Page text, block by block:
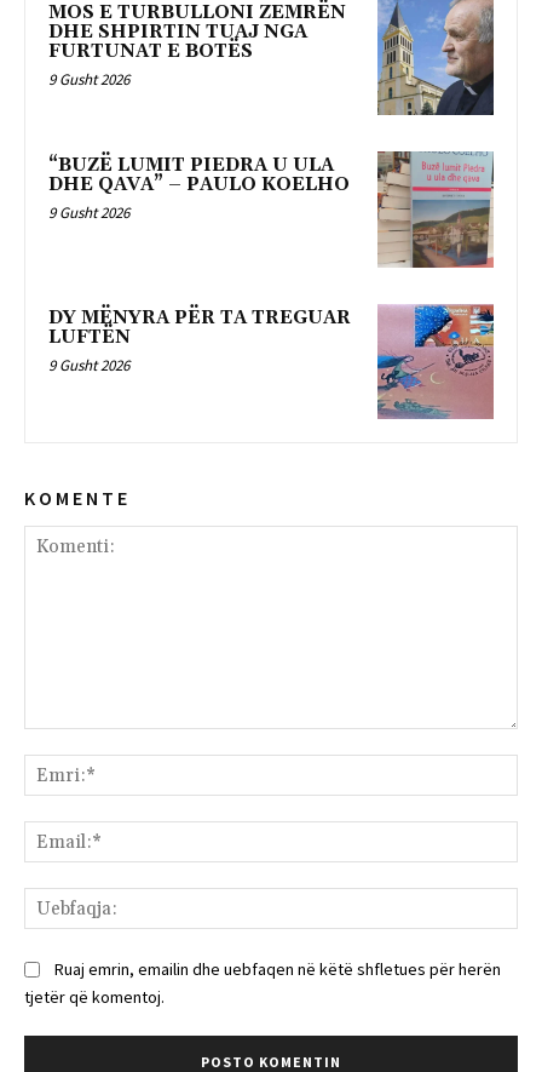
MOS E TURBULLONI ZEMRËN
DHE SHPIRTIN TUAJ NGA
FURTUNAT E BOTËS
9 Gusht 2026
“BUZË LUMIT PIEDRA U ULA
DHE QAVA” – PAULO KOELHO
9 Gusht 2026
DY MËNYRA PËR TA TREGUAR
LUFTËN
9 Gusht 2026
K O M E N T E
Ruaj emrin, emailin dhe uebfaqen në këtë shfletues për herën
tjetër që komentoj.